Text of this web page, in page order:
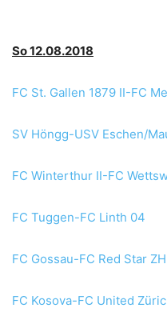
So 12.08.2018
FC St. Gallen 1879 II-FC
SV Höngg-USV Eschen/
FC Winterthur II-FC
FC Tuggen-FC Linth 04
FC Gossau-FC Red Star ZH
FC Kosova-FC United